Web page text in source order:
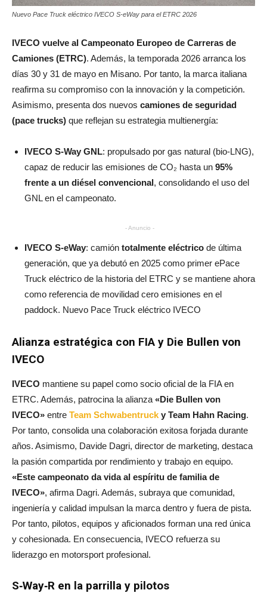
Nuevo Pace Truck eléctrico IVECO S-eWay para el ETRC 2026
IVECO vuelve al Campeonato Europeo de Carreras de
Camiones (ETRC). Además, la temporada 2026 arranca los
días 30 y 31 de mayo en Misano. Por tanto, la marca italiana
reafirma su compromiso con la innovación y la competición.
Asimismo, presentados nuevos camiones de seguridad
(pace trucks) que reflejan su estrategia multienergía:
IVECO S‑Way GNL: propulsado por gas natural (bio‑LNG),
capaz de reducir las emisiones de CO₂ hasta un 95%
frente a un diésel convencional , consolidando el uso del
GNL en el campeonato.
- Anuncio -
IVECO S‑eWay: camión totalmente eléctrico de última
generación, que ya debutó en 2025 como primer ePace
Truck eléctrico de la historia del ETRC y se mantiene ahora
como referencia de movilidad cero emisiones en el
paddock. Nuevo Pace Truck eléctrico IVECO
Alianza estratégica con FIA y Die Bullen von
IVECO
IVECO mantiene su papel como socio oficial de la FIA en
ETRC. Además, patrocina la alianza«Die Bullen von
IVECO» entre Team Schwabentrucky Team Hahn Racing.
Por tanto, consolida una colaboración exitosa forjada durante
años. Asimismo, Davide Dagri, director de marketing, destaca
la pasión compartida por rendimiento y trabajo en equipo.
«Este campeonato da vida al espíritu de familia de
IVECO», afirma Dagri. Además, subraya que comunidad,
ingeniería y calidad impulsan la marca dentro y fuera de pista.
Por tanto, pilotos, equipos y aficionados forman una red única
y cohesionada. En consecuencia, IVECO refuerza su
liderazgo en motorsport profesional.
S‑Way‑R en la parrilla y pilotos